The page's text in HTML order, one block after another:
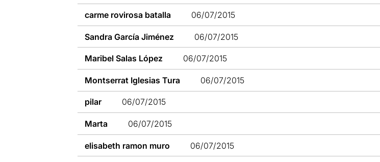
carme rovirosa batalla 06/07/2015
Sandra García Jiménez 06/07/2015
Maribel Salas López 06/07/2015
Montserrat Iglesias Tura 06/07/2015
pilar 06/07/2015
Marta 06/07/2015
elisabeth ramon muro 06/07/2015